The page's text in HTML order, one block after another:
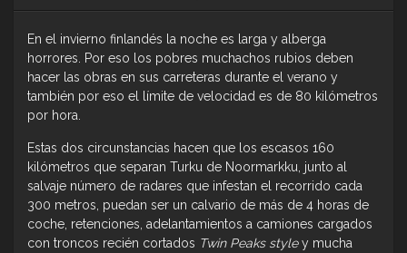
En el invierno finlandés la noche es larga y alberga
horrores. Por eso los pobres muchachos rubios deben
hacer las obras en sus carreteras durante el verano y
también por eso el límite de velocidad es de 80 kilómetros
por hora.
Estas dos circunstancias hacen que los escasos 160
kilómetros que separan Turku de Noormarkku, junto al
salvaje número de radares que infestan el recorrido cada
300 metros, puedan ser un calvario de más de 4 horas de
coche, retenciones, adelantamientos a camiones cargados
con troncos recién cortados Twin Peaks styley mucha